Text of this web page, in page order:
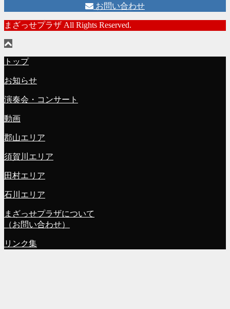
お問い合わせ
まざっせプラザ All Rights Reserved.
トップ
お知らせ
演奏会・コンサート
動画
郡山エリア
須賀川エリア
田村エリア
石川エリア
まざっせプラザについて
（お問い合わせ）
リンク集